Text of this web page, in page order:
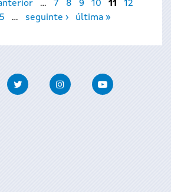
… 7 8 9 10 11
12
… seguinte › última »
Twitter InstagramYoutube